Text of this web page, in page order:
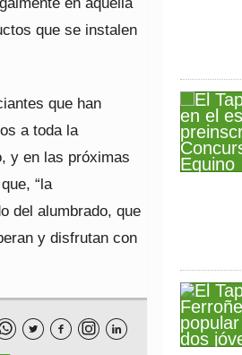
que se instalen
que han
a toda la
y en las próximas
“la
del alumbrado, que
y disfrutan con
  